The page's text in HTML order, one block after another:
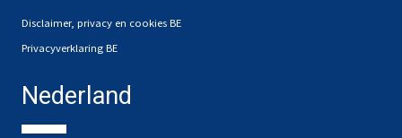
Disclaimer, privacy en cookies BE
Privacyverklaring BE
Nederland